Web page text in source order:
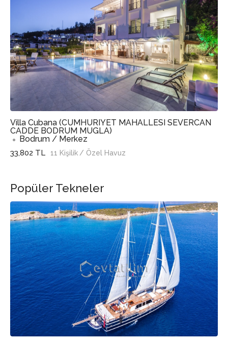
Villa Cubana (CUMHURIYET MAHALLESI SEVERCAN
CADDE BODRUM MUGLA)
Bodrum / Merkez
33,802 TL 11 Kişilik / Özel Havuz
Popüler Tekneler